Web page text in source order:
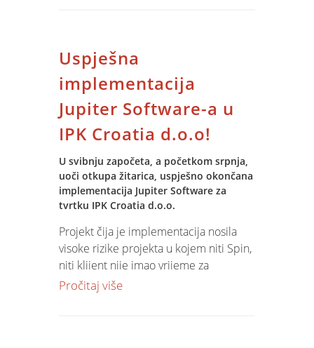
Uspješna
implementacija
Jupiter Software-a u
IPK Croatia d.o.o!
U svibnju započeta, a početkom srpnja,
uoči otkupa žitarica, uspješno okončana
implementacija Jupiter Software za
tvrtku IPK Croatia d.o.o.
Projekt čija je implementacija nosila
visoke rizike projekta u kojem niti Spin,
niti klijent nije imao vrijeme za
pripremu i implementaciju sustava po
Pročitaj više